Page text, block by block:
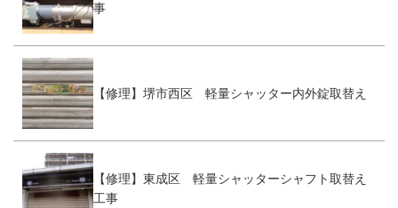
事
【修理】堺市西区 軽量シャッター内外錠取替え
【修理】東成区 軽量シャッターシャフト取替え
工事